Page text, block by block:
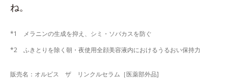
ね。
*1 メラニンの生成を抑え、シミ・ソバカスを防ぐ
*2 ふきとりを除く朝・夜使用全顔美容液内におけるうるおい保持力
販売名：オルビス ザ リンクルセラム［医薬部外品]